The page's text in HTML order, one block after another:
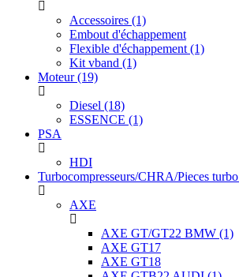
Accessoires (1)
Embout d'échappement
Flexible d'échappement(1)
Kit vband (1)
Moteur(19)
Diesel (18)
ESSENCE (1)
PSA
HDI
Turbocompresseurs/CHRA/Pieces turbo
AXE
AXE GT/GT22 BMW (1)
AXE GT17
AXE GT18